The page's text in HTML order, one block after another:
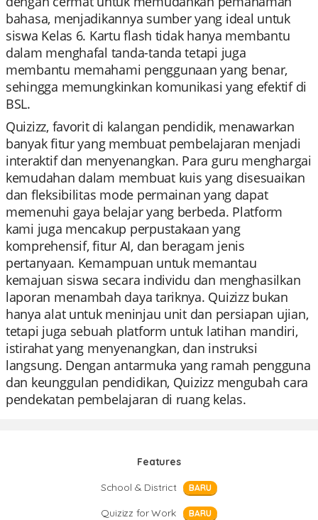
bahasa, menjadikannya sumber yang ideal untuk
siswa Kelas 6. Kartu flash tidak hanya membantu
dalam menghafal tanda-tanda tetapi juga
membantu memahami penggunaan yang benar,
sehingga memungkinkan komunikasi yang efektif di
BSL.
Quizizz, favorit di kalangan pendidik, menawarkan
banyak fitur yang membuat pembelajaran menjadi
interaktif dan menyenangkan. Para guru menghargai
kemudahan dalam membuat kuis yang disesuaikan
dan fleksibilitas mode permainan yang dapat
memenuhi gaya belajar yang berbeda. Platform
kami juga mencakup perpustakaan yang
komprehensif, fitur AI, dan beragam jenis
pertanyaan. Kemampuan untuk memantau
kemajuan siswa secara individu dan menghasilkan
laporan menambah daya tariknya. Quizizz bukan
hanya alat untuk meninjau unit dan persiapan ujian,
tetapi juga sebuah platform untuk latihan mandiri,
istirahat yang menyenangkan, dan instruksi
langsung. Dengan antarmuka yang ramah pengguna
dan keunggulan pendidikan, Quizizz mengubah cara
pendekatan pembelajaran di ruang kelas.
Features
School & District
BARU
Quizizz for Work BARU